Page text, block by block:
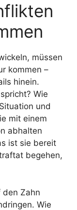
müssen
kommen –
hinein.
Wie
und
mit einem
abhalten
ist sie bereit
begehen,
den Zahn
Wie